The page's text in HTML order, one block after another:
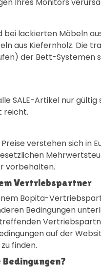
bei lackierten Möbeln
aus Kiefernholz. Die
der Bett-Systemen
SALE-Artikel nur gültig
reicht.
verstehen sich in
vorbehalten.
Vertriebspartner
Bopita-
Bedingungen
auf der
finden.